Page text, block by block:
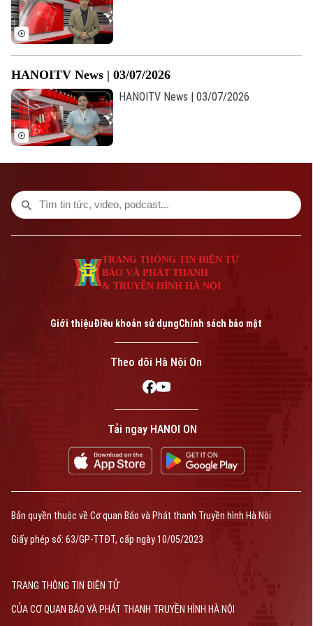
Số 3-5 Huỳnh Thúc Kháng-Phường Láng-Hà Nội
Giám đốc: VŨ MINH TUẤN
HANOITV News | 03/07/2026
HANOITV News | 03/07/2026
TRANG THÔNG TIN ĐIỆN TỬ
BÁO VÀ PHÁT THANH
& TRUYỀN HÌNH HÀ NỘI
Giới thiệuĐiều khoản sử dụngChính sách bảo mật
Theo dõi Hà Nội On
Tải ngay HANOI ON
Bản quyền thuộc về Cơ quan Báo và Phát thanh Truyền hình Hà Nội
Giấy phép số: 63/GP-TTĐT, cấp ngày 10/05/2023
TRANG THÔNG TIN ĐIỆN TỬ
CỦA CƠ QUAN BÁO VÀ PHÁT THANH TRUYỀN HÌNH HÀ NỘI